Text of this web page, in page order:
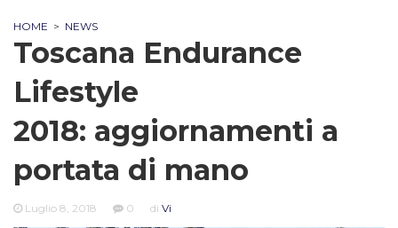
HOME > NEWS
Toscana Endurance
Lifestyle
2018: aggiornamenti a
portata di mano
Luglio 8, 2018 0 di Vi